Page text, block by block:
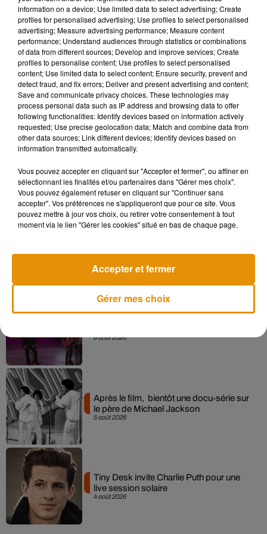
Musique
7 août 2026
Madonna sort enfin le remix de « Love
Sensation » avec Kylie Minogue
7 août 2026
collaboration tant attendue
6 août 2026
5 août 2026
Après le film, bientôt une docu-série sur
le père de Michael Jackson
4 août 2026
Tiny Desk invite Charlie Puth pour une
live session solaire
information on a device; Use limited data to select advertising; Create
profiles for personalised advertising; Use profiles to select personalised
advertising; Measure advertising performance; Measure content
performance; Understand audiences through statistics or combinations
of data from different sources; Develop and improve services; Create
profiles to personalise content; Use profiles to select personalised
content; Use limited data to select content; Ensure security, prevent and
detect fraud, and fix errors; Deliver and present advertising and content;
Save and communicate privacy choices. These technologies may
process personal data such as IP address and browsing data to offer
following functionalities: Identify devices based on information actively
requested; Use precise geolocation data; Match and combine data from
other data sources; Link different devices; Identify devices based on
information transmitted automatically.
Vous pouvez accepter en cliquant sur "Accepter et fermer", ou affiner en
sélectionnant les finalités et/ou partenaires dans "Gérer mes choix".
Vous pouvez également refuser en cliquant sur "Continuer sans
accepter". Vos préférences ne s'appliqueront que pour ce site. Vous
pouvez mettre à jour vos choix, ou retirer votre consentement à tout
moment via le lien "Gérer les cookies" situé en bas de chaque page.
Gérer mes choix
Accepter et fermer